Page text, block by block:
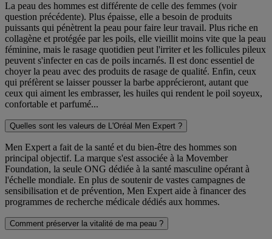
La peau des hommes est différente de celle des femmes (voir
question précédente). Plus épaisse, elle a besoin de produits
puissants qui pénètrent la peau pour faire leur travail. Plus riche en
collagène et protégée par les poils, elle vieillit moins vite que la peau
féminine, mais le rasage quotidien peut l'irriter et les follicules pileux
peuvent s'infecter en cas de poils incarnés. Il est donc essentiel de
choyer la peau avec des produits de rasage de qualité. Enfin, ceux
qui préfèrent se laisser pousser la barbe apprécieront, autant que
ceux qui aiment les embrasser, les huiles qui rendent le poil soyeux,
confortable et parfumé...
Quelles sont les valeurs de L'Oréal Men Expert ?
Men Expert a fait de la santé et du bien-être des hommes son
principal objectif. La marque s'est associée à la Movember
Foundation, la seule ONG dédiée à la santé masculine opérant à
l'échelle mondiale. En plus de soutenir de vastes campagnes de
sensibilisation et de prévention, Men Expert aide à financer des
programmes de recherche médicale dédiés aux hommes.
Comment préserver la vitalité de ma peau ?